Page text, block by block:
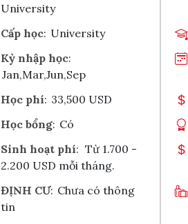
University
Cấp học: University
Kỳ nhập học:
Jan,Mar,Jun,Sep
Học phí: 33,500 USD
Học bổng: Có
Sinh hoạt phí: Từ 1.700 -
2.200 USD mỗi tháng.
ĐỊNH CƯ: Chưa có thông
tin